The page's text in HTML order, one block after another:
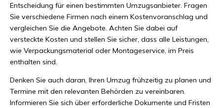
Entscheidung für einen bestimmten Umzugsanbieter. Fragen
Sie verschiedene Firmen nach einem Kostenvoranschlag und
vergleichen Sie die Angebote. Achten Sie dabei auf
versteckte Kosten und stellen Sie sicher, dass alle Leistungen,
wie Verpackungsmaterial oder Montageservice, im Preis
enthalten sind.
Denken Sie auch daran, Ihren Umzug frühzeitig zu planen und
Termine mit den relevanten Behörden zu vereinbaren.
Informieren Sie sich über erforderliche Dokumente und Fristen